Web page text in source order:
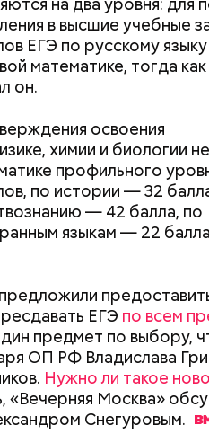
в высшие учебные
ЕГЭ по русскому
математике, тогда
он.
освоения
химии и биологии
профильного
по истории — 32
— 42 балла, по
языкам — 22
ЕГЭ по всем
предмет по выбору,
ОП РФ Владислава
Нужно ли такое
«Вечерняя Москва»
Снегуровым.
и
Как получить до
рублей от
трудной
претендовать и
документы